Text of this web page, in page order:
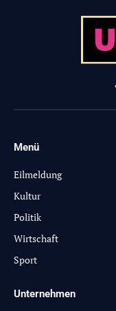
Menü
Eilmeldung
Kultur
Politik
Wirtschaft
Sport
Unternehmen